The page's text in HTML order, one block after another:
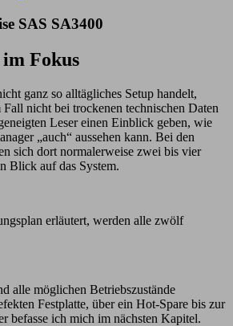
SAS SA3400
Fokus
ganz so alltägliches Setup handelt,
nicht bei trockenen technischen Daten
Leser einen Einblick geben, wie
„auch“ aussehen kann. Bei den
sich dort normalerweise zwei bis vier
Blick auf das System.
erläutert, werden alle zwölf
alle möglichen Betriebszustände
Festplatte, über ein Hot-Spare bis zur
befasse ich mich im nächsten Kapitel.